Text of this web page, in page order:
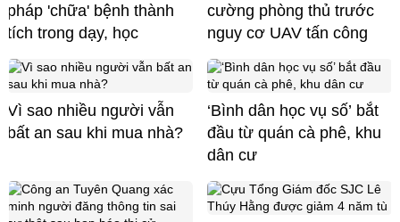
pháp 'chữa' bệnh thành
tích trong dạy, học
cường phòng thủ trước
nguy cơ UAV tấn công
Vì sao nhiều người vẫn
bất an sau khi mua nhà?
‘Bình dân học vụ số’ bắt
đầu từ quán cà phê, khu
dân cư